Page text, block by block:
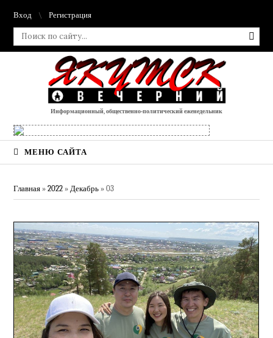
Вход Регистрация
Информационный, общественно-политический еженедельник
МЕНЮ САЙТА
Главная »2022 » Декабрь » 03